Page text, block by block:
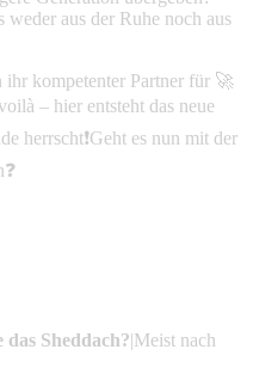
aus der Ruhe noch aus
kompetenter Partner für 🚀
– hier entsteht das neue
herrscht❗Geht es nun mit der
das Sheddach?|Meist nach